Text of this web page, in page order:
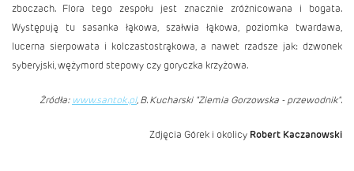
zboczach. Flora tego zespołu jest znacznie zróżnicowana i bogata.
Występują tu sasanka łąkowa, szałwia łąkowa, poziomka twardawa,
lucerna sierpowata i kolczastostrąkowa, a nawet rzadsze jak: dzwonek
syberyjski, wężymord stepowy czy goryczka krzyżowa.
Żródła: www.santok.pl, B. Kucharski "Ziemia Gorzowska - przewodnik".
Zdjęcia Górek i okolicy Robert Kaczanowski